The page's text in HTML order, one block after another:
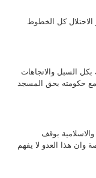
الاحتلال كل الخطوط
السبل والاتجاهات
مع حكومته بحق المسجد
بوقف
وان هذا العدو لا يفهم